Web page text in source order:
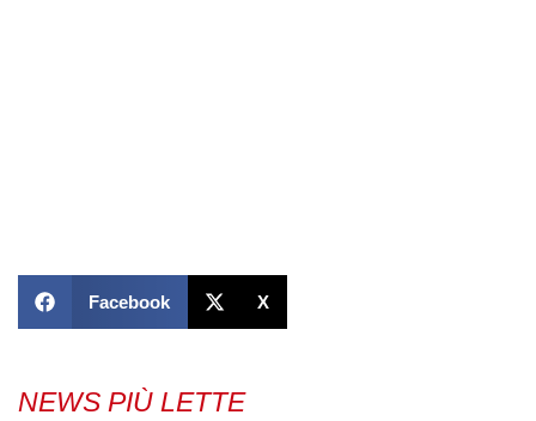
Facebook X
NEWS PIÙ LETTE